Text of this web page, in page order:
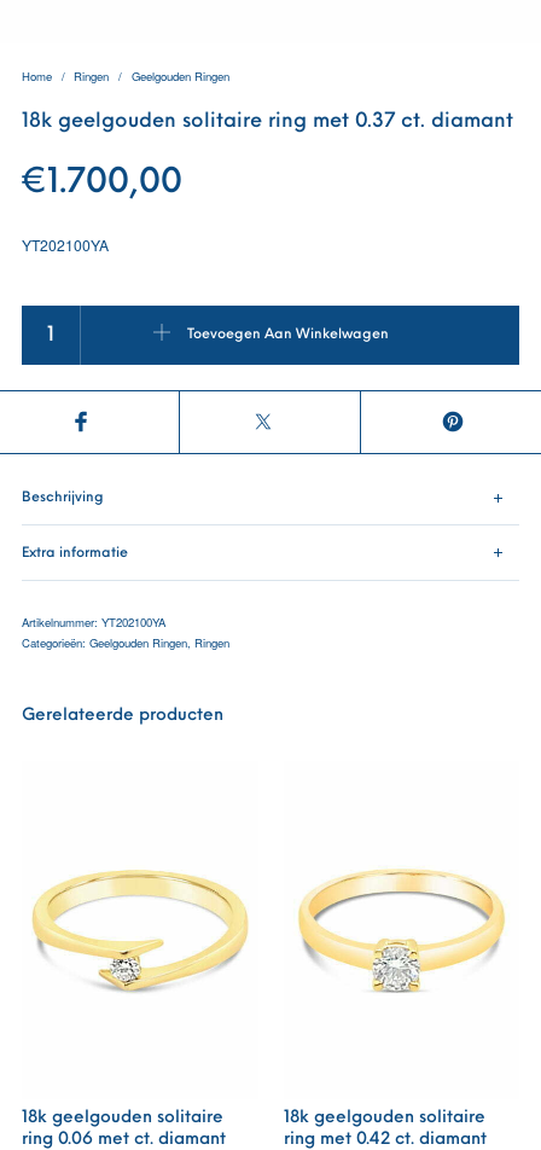
Home / Ringen / Geelgouden Ringen
18k geelgouden solitaire ring met 0.37 ct. diamant
€ 1.700,00
YT202100YA
Toevoegen Aan Winkelwagen
Beschrijving
Extra informatie
Artikelnummer: YT202100YA
Categorieën: Geelgouden Ringen, Ringen
Gerelateerde producten
18k geelgouden solitaire
ring 0.06 met ct. diamant
18k geelgouden solitaire
ring met 0.42 ct. diamant